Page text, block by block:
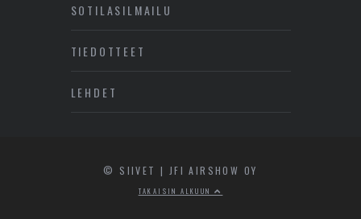
SOTILASILMAILU
TIEDOTTEET
LEHDET
© SIIVET | JFI AIRSHOW OY
TAKAISIN ALKUUN